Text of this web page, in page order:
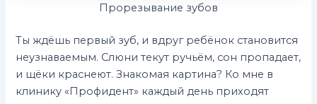
Прорезывание зубов
Ты ждёшь первый зуб, и вдруг ребёнок становится
неузнаваемым. Слюни текут ручьём, сон пропадает,
и щёки краснеют. Знакомая картина? Ко мне в
клинику «Профидент» каждый день приходят